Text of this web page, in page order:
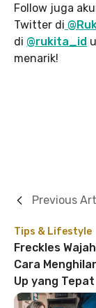
Follow juga
Twitter di
di @rukita_id
menarik!
Tips & Lifestyle
Freckles
Cara
Up yang Tepat
Previous